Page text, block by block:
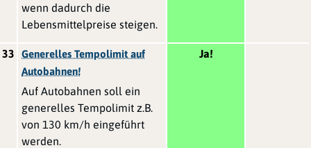
wenn dadurch die
Lebensmittelpreise steigen.
33
Generelles Tempolimit auf
Autobahnen!
Auf Autobahnen soll ein
generelles Tempolimit z.B.
von 130 km/h eingeführt
werden.
Ja!